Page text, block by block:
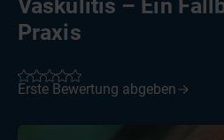
Vaskulitis – Ein
Praxis